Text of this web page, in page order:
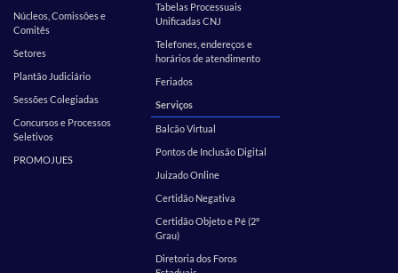
Núcleos, Comissões e
Comitês
Setores
Plantão Judiciário
Sessões Colegiadas
Concursos e Processos
Seletivos
PROMOJUES
Tabelas Processuais
Unificadas CNJ
Telefones, endereços e
horários de atendimento
Feriados
Serviços
Balcão Virtual
Pontos de Inclusão Digital
Juizado Online
Certidão Negativa
Certidão Objeto e Pé (2º
Grau)
Diretoria dos Foros